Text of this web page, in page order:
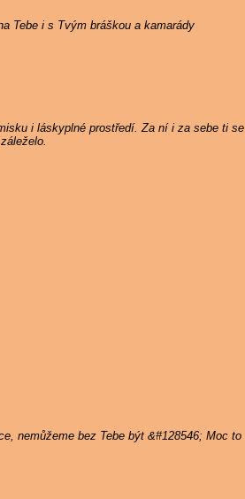
Tebe i s Tvým bráškou a kamarády
i láskyplné prostředí. Za ní i za sebe ti se
nemůžeme bez Tebe být &#128546; Moc to